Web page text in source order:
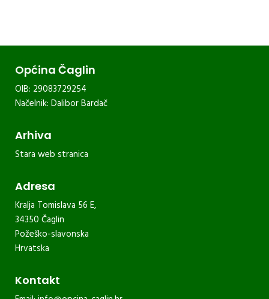
Općina Čaglin
OIB: 29083729254
Načelnik: Dalibor Bardač
Arhiva
Stara web stranica
Adresa
Kralja Tomislava 56 E,
34350 Čaglin
Požeško-slavonska
Hrvatska
Kontakt